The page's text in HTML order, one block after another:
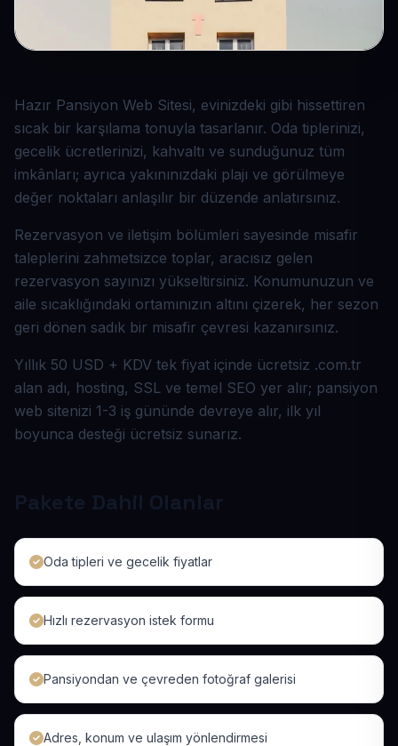
Hazır Pansiyon Web Sitesi, evinizdeki gibi hissettiren
sıcak bir karşılama tonuyla tasarlanır. Oda tiplerinizi,
gecelik ücretlerinizi, kahvaltı ve sunduğunuz tüm
imkânları; ayrıca yakınınızdaki plajı ve görülmeye
değer noktaları anlaşılır bir düzende anlatırsınız.
Rezervasyon ve iletişim bölümleri sayesinde misafir
taleplerini zahmetsizce toplar, aracısız gelen
rezervasyon sayınızı yükseltirsiniz. Konumunuzun ve
aile sıcaklığındaki ortamınızın altını çizerek, her sezon
geri dönen sadık bir misafir çevresi kazanırsınız.
Yıllık 50 USD + KDV tek fiyat içinde ücretsiz .com.tr
alan adı, hosting, SSL ve temel SEO yer alır; pansiyon
web sitenizi 1-3 iş gününde devreye alır, ilk yıl
boyunca desteği ücretsiz sunarız.
Pakete Dahil Olanlar
Oda tipleri ve gecelik fiyatlar
Hızlı rezervasyon istek formu
Pansiyondan ve çevreden fotoğraf galerisi
Adres, konum ve ulaşım yönlendirmesi